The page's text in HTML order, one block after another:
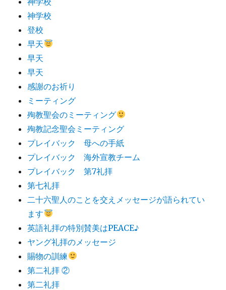
神学校
登校
早天
早天
早天
感謝のお祈り
ミーティング
殉教聖会のミーティング
殉教記念聖会ミーティング
プレイバック 母への手紙
プレイバック 海外宣教チーム
プレイバック 第7礼拝
第七礼拝
二十六聖人のことを交えメッセージが語られてい
ます
英語礼拝の特別賛美はPEACE♪
ヤング礼拝のメッセージ
賜物の訓練
第二礼拝 ②
第二礼拝